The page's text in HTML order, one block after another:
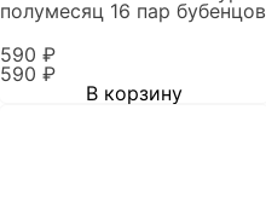
полумесяц 16 пар бубенцов
590 ₽
590 ₽
В корзину